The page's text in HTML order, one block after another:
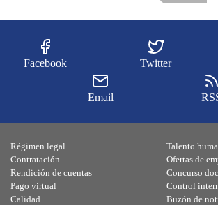
Facebook Twitter
Email
Régimen legal
Contratación
Rendición de cuentas
Pago virtual
Calidad
Talento
Ofertas de
Concurso
Control
Buzón de